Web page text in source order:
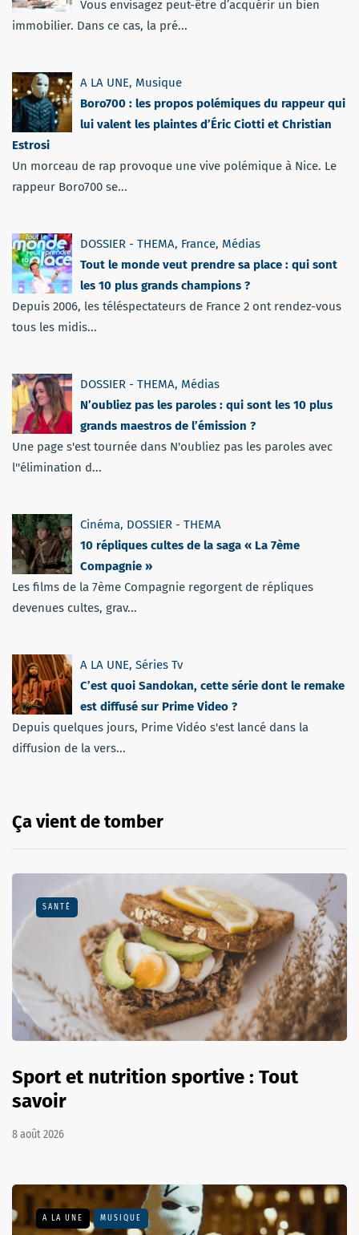
Vous envisagez peut-être d’acquérir un bien
immobilier. Dans ce cas, la pré...
A LA UNE, Musique
Boro700 : les propos polémiques du rappeur qui
lui valent les plaintes d’Éric Ciotti et Christian
Estrosi
Un morceau de rap provoque une vive polémique à Nice. Le
rappeur Boro700 se...
DOSSIER - THEMA, France, Médias
Tout le monde veut prendre sa place : qui sont
les 10 plus grands champions ?
Depuis 2006, les téléspectateurs de France 2 ont rendez-vous
tous les midis...
DOSSIER - THEMA, Médias
N’oubliez pas les paroles : qui sont les 10 plus
grands maestros de l’émission ?
Une page s'est tournée dans N'oubliez pas les paroles avec
l''élimination d...
Cinéma, DOSSIER - THEMA
10 répliques cultes de la saga « La 7ème
Compagnie »
Les films de la 7ème Compagnie regorgent de répliques
devenues cultes, grav...
A LA UNE, Séries Tv
C’est quoi Sandokan, cette série dont le remake
est diffusé sur Prime Video ?
Depuis quelques jours, Prime Vidéo s'est lancé dans la
diffusion de la vers...
Ça vient de tomber
SANTÉ
Sport et nutrition sportive : Tout
savoir
8 août 2026
A LA UNE MUSIQUE